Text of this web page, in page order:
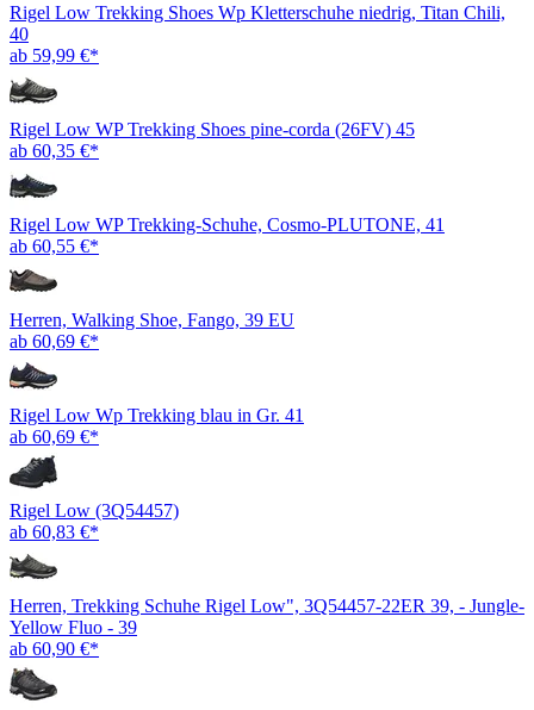
Rigel Low Trekking Shoes Wp Kletterschuhe niedrig, Titan Chili,
40
ab 59,99 €*
Rigel Low WP Trekking Shoes pine-corda (26FV) 45
ab 60,35 €*
Rigel Low WP Trekking-Schuhe, Cosmo-PLUTONE, 41
ab 60,55 €*
Herren, Walking Shoe, Fango, 39 EU
ab 60,69 €*
Rigel Low Wp Trekking blau in Gr. 41
ab 60,69 €*
Rigel Low (3Q54457)
ab 60,83 €*
Herren, Trekking Schuhe Rigel Low", 3Q54457-22ER 39, - Jungle-
Yellow Fluo - 39
ab 60,90 €*